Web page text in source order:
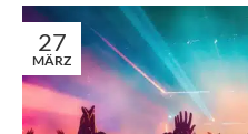
27
MÄRZ